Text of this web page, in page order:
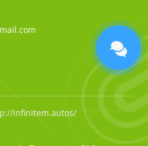
infinitem.autos/